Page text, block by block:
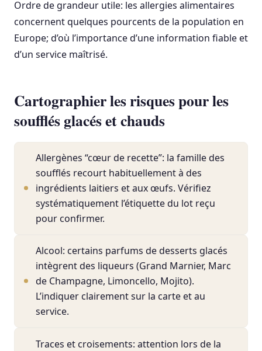
Ordre de grandeur utile: les allergies alimentaires
concernent quelques pourcents de la population en
Europe; d’où l’importance d’une information fiable et
d’un service maîtrisé.
Cartographier les risques pour les
soufflés glacés et chauds
Allergènes “cœur de recette”: la famille des
soufflés recourt habituellement à des
ingrédients laitiers et aux œufs. Vérifiez
systématiquement l’étiquette du lot reçu
pour confirmer.
Alcool: certains parfums de desserts glacés
intègrent des liqueurs (Grand Marnier, Marc
de Champagne, Limoncello, Mojito).
L’indiquer clairement sur la carte et au
service.
Traces et croisements: attention lors de la